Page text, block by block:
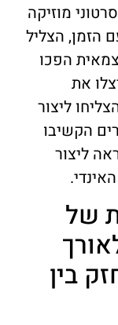
מוזיקה
הצליל
הפכו
את
ליצור
הקשיבו
ליצור
של
בין